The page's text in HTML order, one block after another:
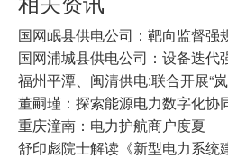
国网岷县供电公司：靶向监督强
国网浦城县供电公司：设备迭代
董嗣瑾：探索能源电力数字化协
重庆潼南：电力护航商户度夏
舒印彪院士解读《新型电力系统